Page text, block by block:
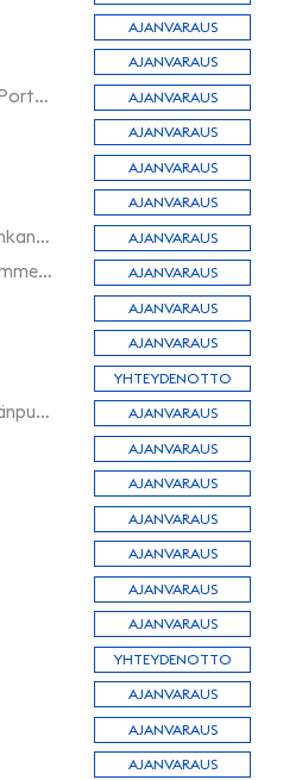
AJANVARAUS
AJANVARAUS
InCar Hyvinkää Sveitsin Portaali AJANVARAUS
AJANVARAUS
AJANVARAUS
AJANVARAUS
InCar Jyväskylä Seppälänkangas AJANVARAUS
InCar Järvenpää Vähänummen teollisuusalue AJANVARAUS
AJANVARAUS
AJANVARAUS
YHTEYDENOTTO
InCar Keminmaa Pörhölänpudas AJANVARAUS
AJANVARAUS
AJANVARAUS
AJANVARAUS
AJANVARAUS
AJANVARAUS
AJANVARAUS
YHTEYDENOTTO
AJANVARAUS
AJANVARAUS
AJANVARAUS